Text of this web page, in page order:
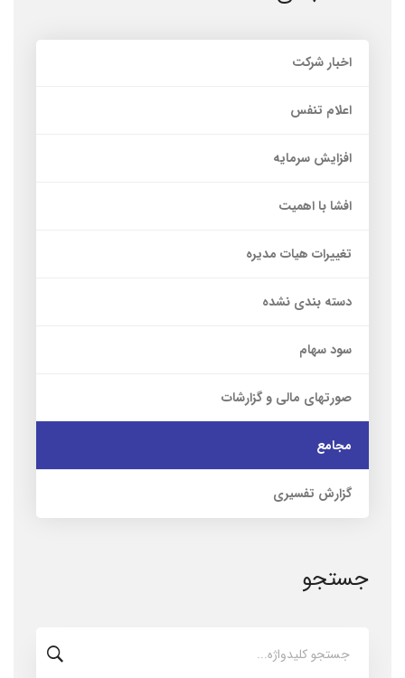
اخبار شرکت
اعلام تنفس
افزایش سرمایه
افشا با اهمیت
تغییرات هیات مدیره
دسته بندی نشده
سود سهام
صورتهای مالی و گزارشات
مجامع
گزارش تفسیری
جستجو
برای: